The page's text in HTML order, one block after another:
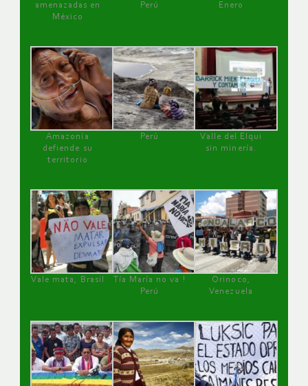
amenazadas en
México
Perú
Enero
Amazonía
defiende su
territorio
Perú
Valle del Elqui
sin minería.
Vale mata, Brasil
Tía María no va !
Perú
Orinoco,
Venezuela